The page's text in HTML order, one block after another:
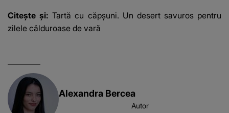
Citește și:Tartă cu căpșuni. Un desert savuros pentru
zilele călduroase de vară
Alexandra Bercea
Autor